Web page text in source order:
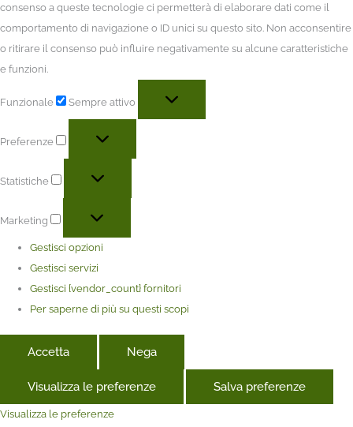
consenso a queste tecnologie ci permetterà di elaborare dati come il
comportamento di navigazione o ID unici su questo sito. Non acconsentire
o ritirare il consenso può influire negativamente su alcune caratteristiche
e funzioni.
Funzionale Sempre attivo
Preferenze
Statistiche
Marketing
Gestisci opzioni
Gestisci servizi
Gestisci {vendor_count} fornitori
Per saperne di più su questi scopi
Accetta Nega
Visualizza le preferenze Salva preferenze
Visualizza le preferenze